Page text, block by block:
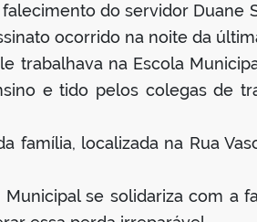
do servidor Duane
ocorrido na noite da
trabalhava na Escola
e tido pelos colegas de
localizada na Rua
se solidariza com a